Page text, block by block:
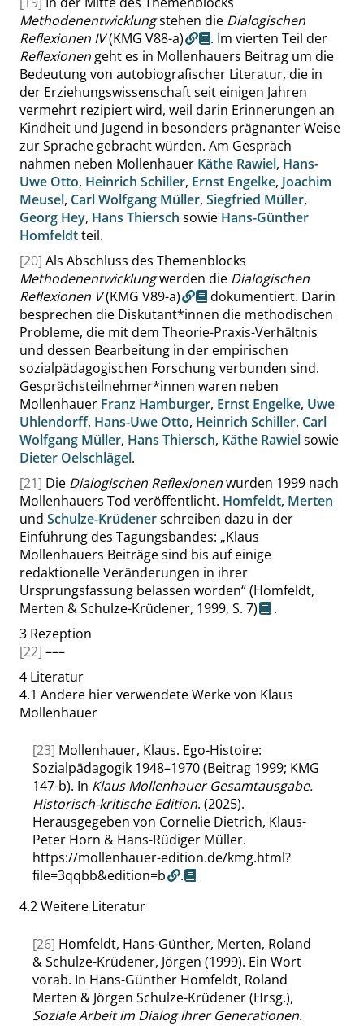
Methodenentwicklungstehen die Dialogischen
Reflexionen IV(KMG V88-a)
. Im vierten Teil der
Reflexionen geht es in Mollenhauers Beitrag um die
Bedeutung von autobiografischer Literatur, die in
der Erziehungswissenschaft seit einigen Jahren
vermehrt rezipiert wird, weil darin Erinnerungen an
Kindheit und Jugend in besonders prägnanter Weise
zur Sprache gebracht würden. Am Gespräch
nahmen neben Mollenhauer Käthe Rawiel, Hans-
Uwe Otto, Heinrich Schiller, Ernst Engelke, Joachim
Meusel, Carl Wolfgang Müller, Siegfried Müller,
Georg Hey, Hans Thiersch sowie Hans-Günther
Homfeldtteil.
[20] Als Abschluss des Themenblocks
Methodenentwicklungwerden die Dialogischen
Reflexionen V(KMG V89-a)
dokumentiert. Darin
besprechen die Diskutant*innen die methodischen
Probleme, die mit dem Theorie-Praxis-Verhältnis
und dessen Bearbeitung in der empirischen
sozialpädagogischen Forschung verbunden sind.
Gesprächsteilnehmer*innen waren neben
Mollenhauer Franz Hamburger, Ernst Engelke, Uwe
Uhlendorff, Hans-Uwe Otto, Heinrich Schiller, Carl
Wolfgang Müller, Hans Thiersch, Käthe Rawielsowie
Dieter Oelschlägel.
[21] Die Dialogischen Reflexionenwurden 1999 nach
Mollenhauers Tod veröffentlicht. Homfeldt, Merten
und Schulze-Krüdenerschreiben dazu in der
Einführung des Tagungsbandes: „Klaus
Mollenhauers Beiträge sind bis auf einige
redaktionelle Veränderungen in ihrer
Ursprungsfassung belassen worden“(Homfeldt,
Merten & Schulze-Krüdener, 1999, S. 7)
.
3 Rezeption
[22] –––
4 Literatur
4.1 Andere hier verwendete Werke von Klaus
Mollenhauer
[23] Mollenhauer, Klaus. Ego-Histoire:
Sozialpädagogik 1948–1970 (Beitrag 1999; KMG
147-b). In Klaus Mollenhauer Gesamtausgabe.
Historisch-kritische Edition. (2025).
Herausgegeben von Cornelie Dietrich, Klaus-
Peter Horn & Hans-Rüdiger Müller.
https://mollenhauer-edition.de/kmg.html?
file=3qqbb&edition=b
.
4.2Weitere Literatur
[26] Homfeldt, Hans-Günther, Merten, Roland
& Schulze-Krüdener, Jörgen (1999). Ein Wort
vorab. In Hans-Günther Homfeldt, Roland
Merten & Jörgen Schulze-Krüdener (Hrsg.),
Soziale Arbeit im Dialog ihrer Generationen.